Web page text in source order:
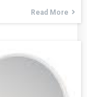
Read More